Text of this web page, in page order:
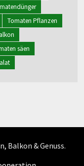
Tomaten Pflanzen
säen
Balkon & Genuss.